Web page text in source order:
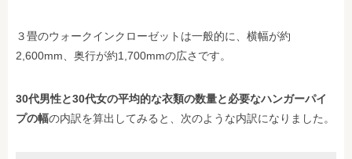
３畳のウォークインクローゼットは一般的に、横幅が約
2,600mm、奥行が約1,700mmの広さです。
30代男性と30代女の平均的な衣類の数量と必要なハンガーパイ
プの幅の内訳を算出してみると、次のような内訳になりました。